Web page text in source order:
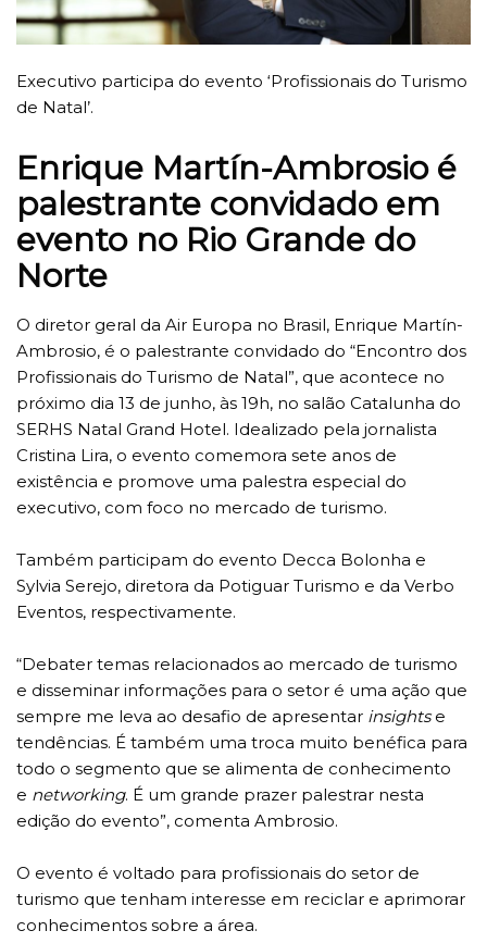
Executivo participa do evento ‘Profissionais do Turismo
de Natal’.
Enrique Martín-Ambrosio é
palestrante convidado em
evento no Rio Grande do
Norte
O diretor geral da Air Europa no Brasil, Enrique Martín-
Ambrosio, é o palestrante convidado do “Encontro dos
Profissionais do Turismo de Natal”, que acontece no
próximo dia 13 de junho, às 19h, no salão Catalunha do
SERHS Natal Grand Hotel. Idealizado pela jornalista
Cristina Lira, o evento comemora sete anos de
existência e promove uma palestra especial do
executivo, com foco no mercado de turismo.
Também participam do evento Decca Bolonha e
Sylvia Serejo, diretora da Potiguar Turismo e da Verbo
Eventos, respectivamente.
“Debater temas relacionados ao mercado de turismo
e disseminar informações para o setor é uma ação que
sempre me leva ao desafio de apresentar insightse
tendências. É também uma troca muito benéfica para
todo o segmento que se alimenta de conhecimento
e networking. É um grande prazer palestrar nesta
edição do evento”, comenta Ambrosio.
O evento é voltado para profissionais do setor de
turismo que tenham interesse em reciclar e aprimorar
conhecimentos sobre a área.